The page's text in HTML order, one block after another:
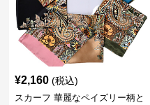
¥2,160 (税込)
スカーフ 華麗なペイズリー柄と